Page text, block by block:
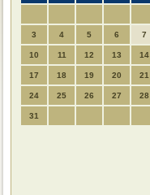
3 4 5 6 7
10 11 12 13 14
17 18 19 20 21
24 25 26 27 28
31